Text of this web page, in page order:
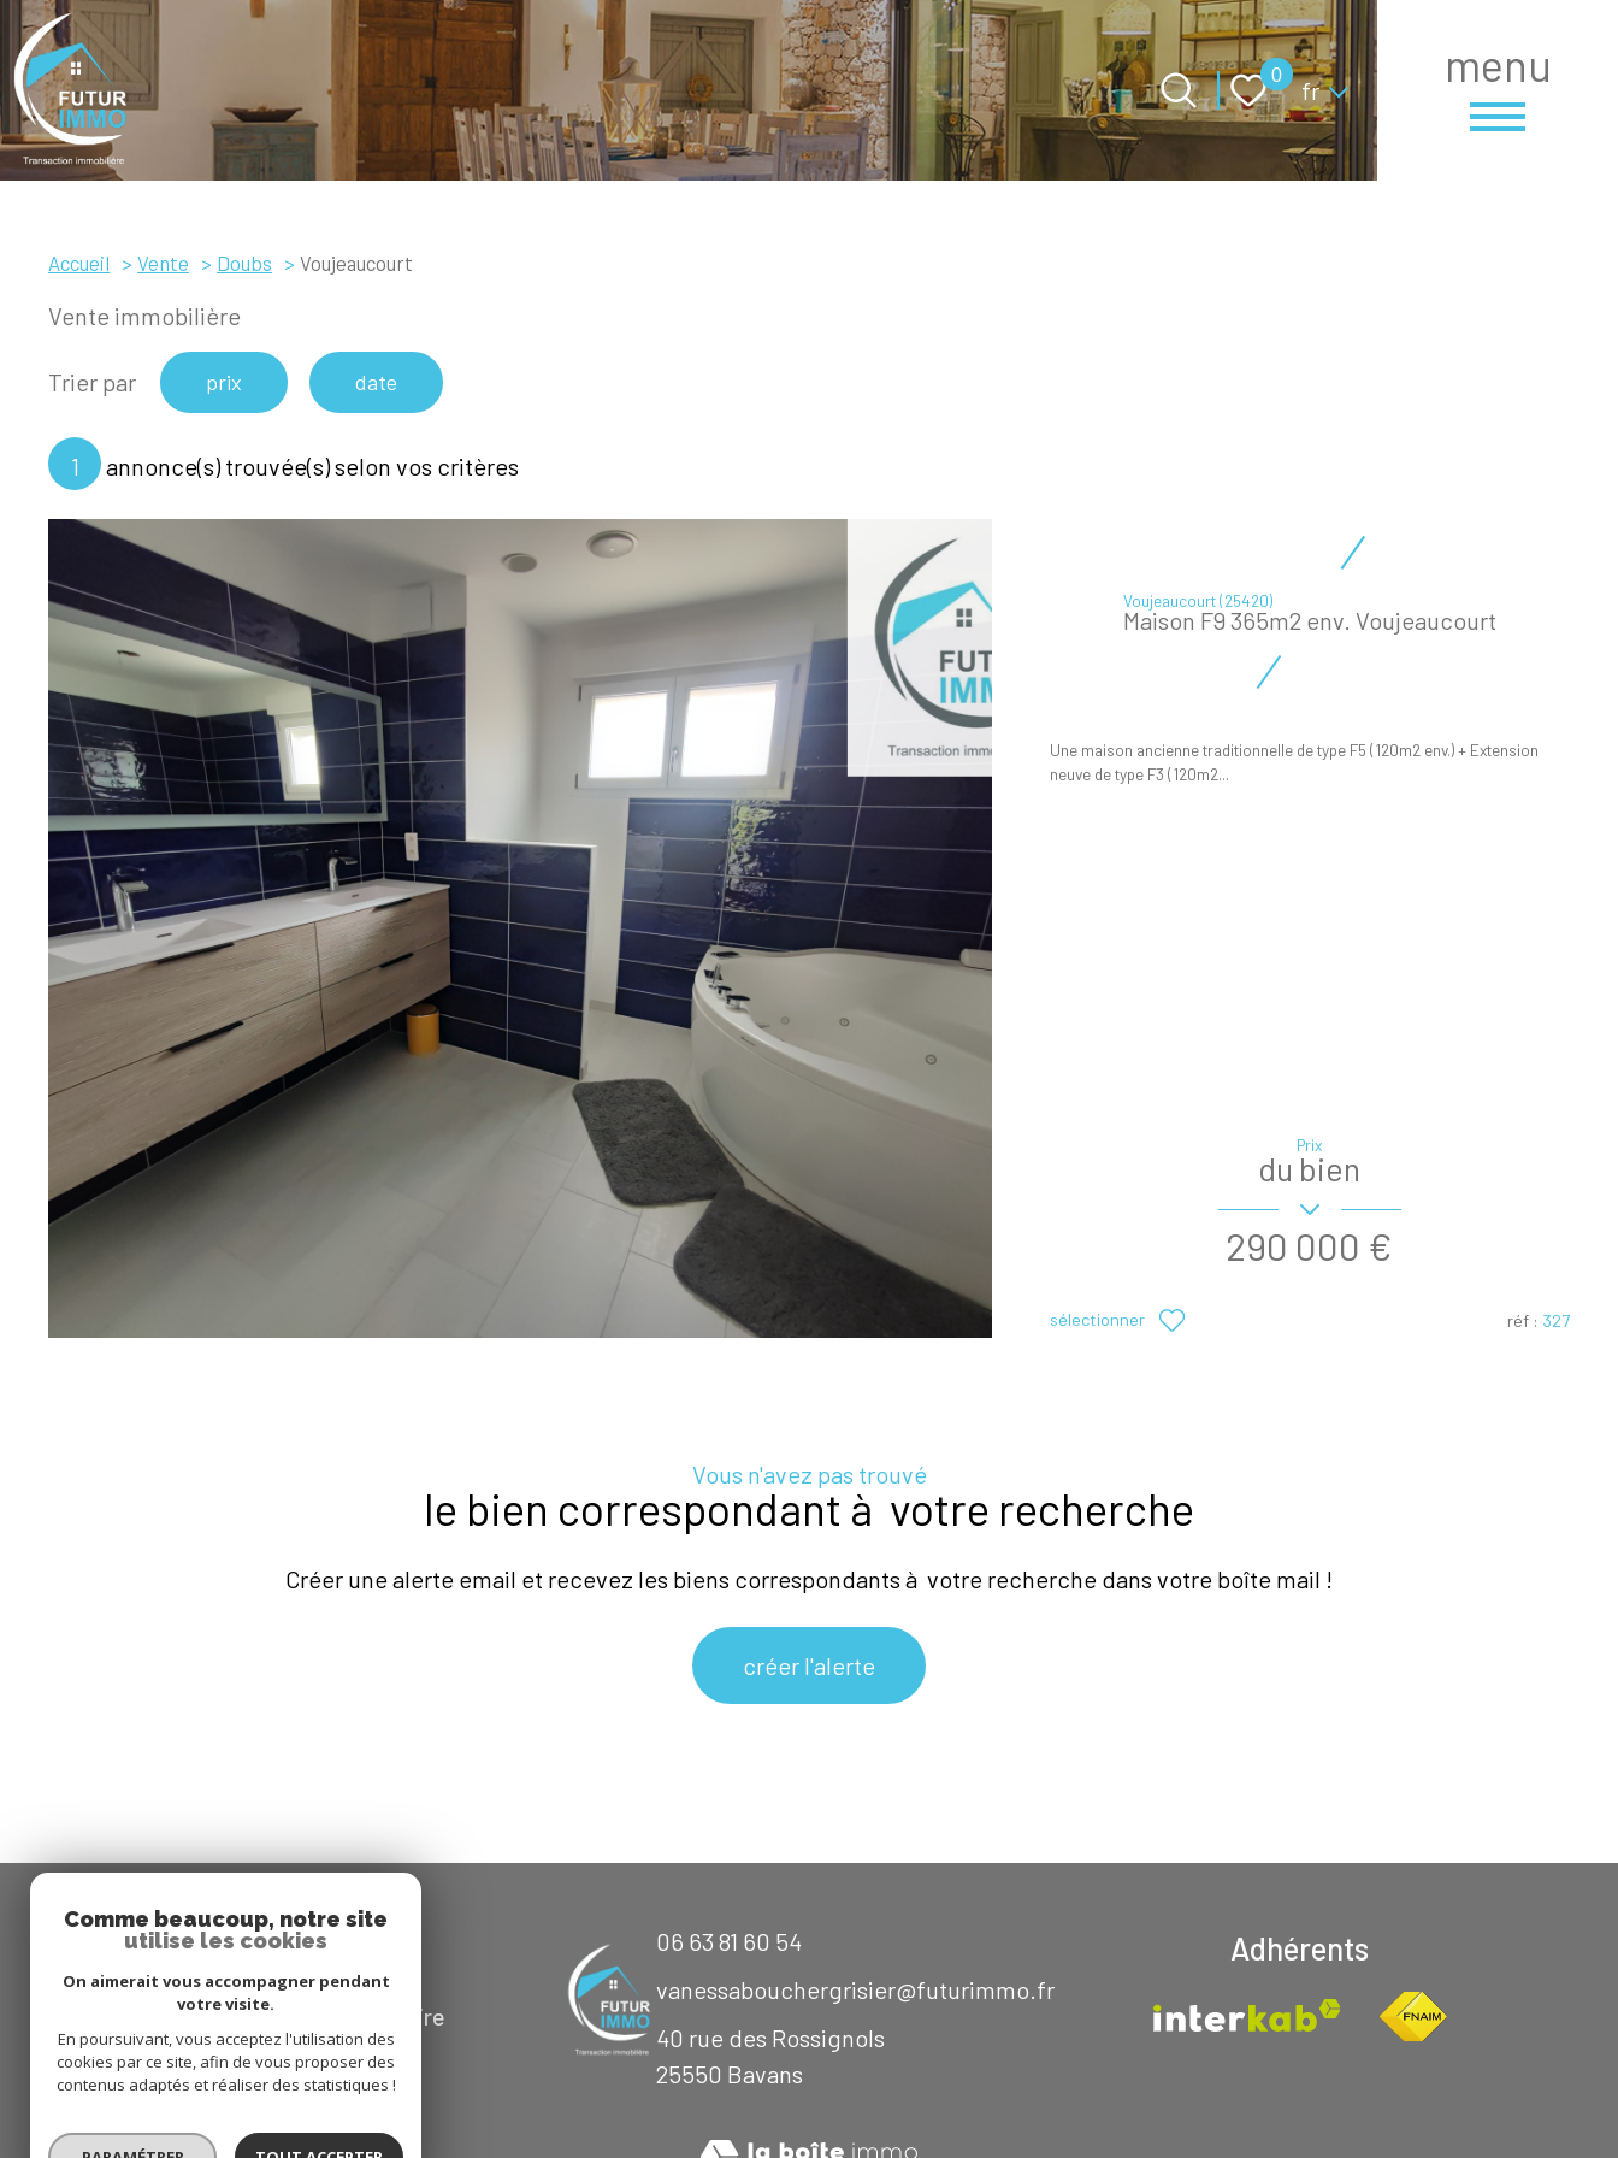
menu
0 Langue
fr
Accueil Vente Doubs Voujeaucourt
Vente immobilière
Trier par prix date
1 annonce(s) trouvée(s) selon vos critères
Voujeaucourt (25420)
Maison F9 365m2 env. Voujeaucourt
Une maison ancienne traditionnelle de type F5 (120m2 env.) + Extension
neuve de type F3 (120m2...
Prix
du bien
290 000 €
sélectionner réf : 327
Vous n'avez pas trouvé
le bien correspondant à votre recherche
Créer une alerte email et recevez les biens correspondants à votre recherche dans votre boîte mail !
créer l'alerte
Se connecter
espace propriétaire
06 63 81 60 54
vanessabouchergrisier@futurimmo.fr
40 rue des Rossignols
25550
bavans
Adhérents
Comme beaucoup, notre site
utilise les cookies
On aimerait vous accompagner pendant
votre visite.
En poursuivant, vous acceptez l'utilisation des
cookies par ce site, afin de vous proposer des
contenus adaptés et réaliser des statistiques !